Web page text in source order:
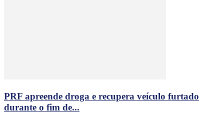
PRF apreende droga e recupera veículo furtado
durante o fim de...